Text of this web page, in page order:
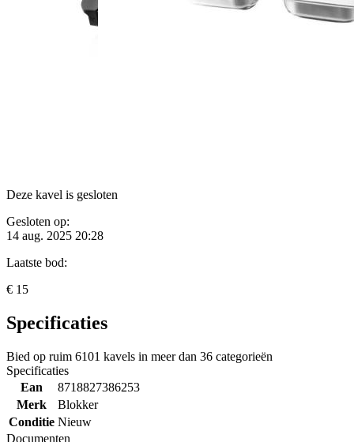
Deze kavel is gesloten
Gesloten op:
14 aug. 2025 20:28
Laatste bod:
€ 15
Specificaties
Bied op ruim 6101 kavels in meer dan 36 categorieën
Specificaties
Ean
8718827386253
Merk
Blokker
Conditie Nieuw
Documenten